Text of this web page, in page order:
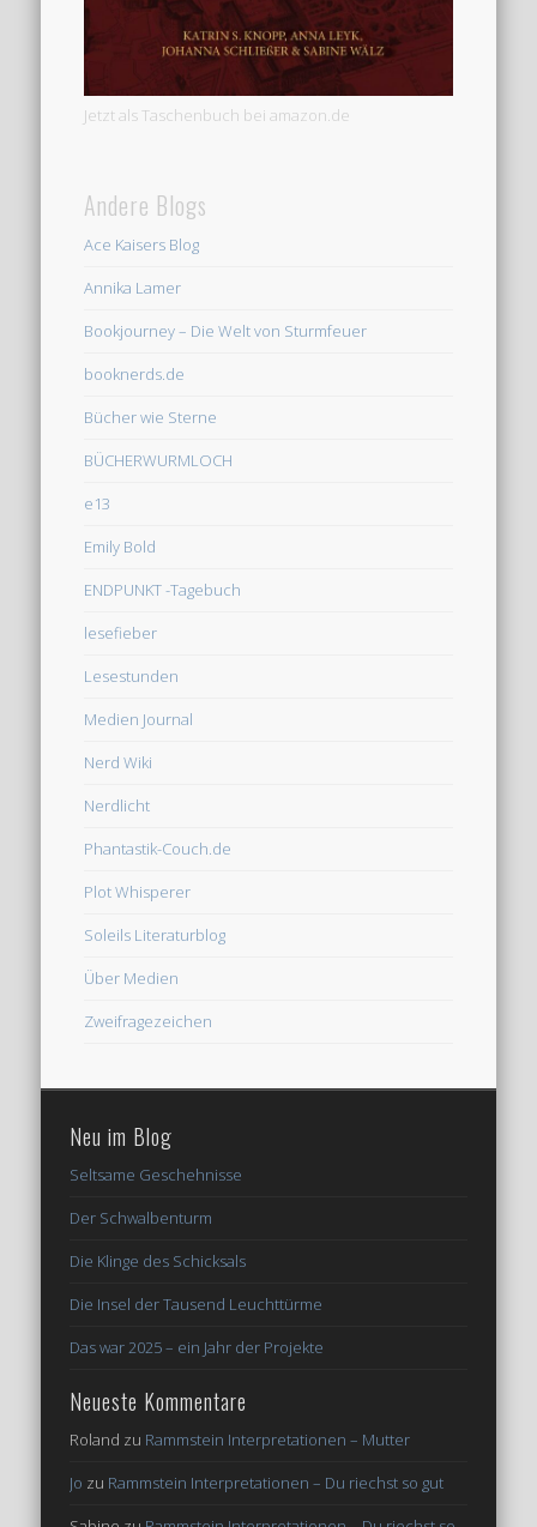
Jetzt als Taschenbuch bei amazon.de
Andere Blogs
Ace Kaisers Blog
Annika Lamer
Bookjourney – Die Welt von Sturmfeuer
booknerds.de
Bücher wie Sterne
BÜCHERWURMLOCH
e13
Emily Bold
ENDPUNKT -Tagebuch
lesefieber
Lesestunden
Medien Journal
Nerd Wiki
Nerdlicht
Phantastik-Couch.de
Plot Whisperer
Soleils Literaturblog
Über Medien
Zweifragezeichen
Neu im Blog
Seltsame Geschehnisse
Der Schwalbenturm
Die Klinge des Schicksals
Die Insel der Tausend Leuchttürme
Das war 2025 – ein Jahr der Projekte
Neueste Kommentare
Roland zu Rammstein Interpretationen – Mutter
Jo zu Rammstein Interpretationen – Du riechst so gut